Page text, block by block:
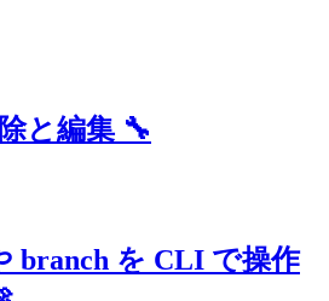
と編集 🔧
branch を CLI で操作